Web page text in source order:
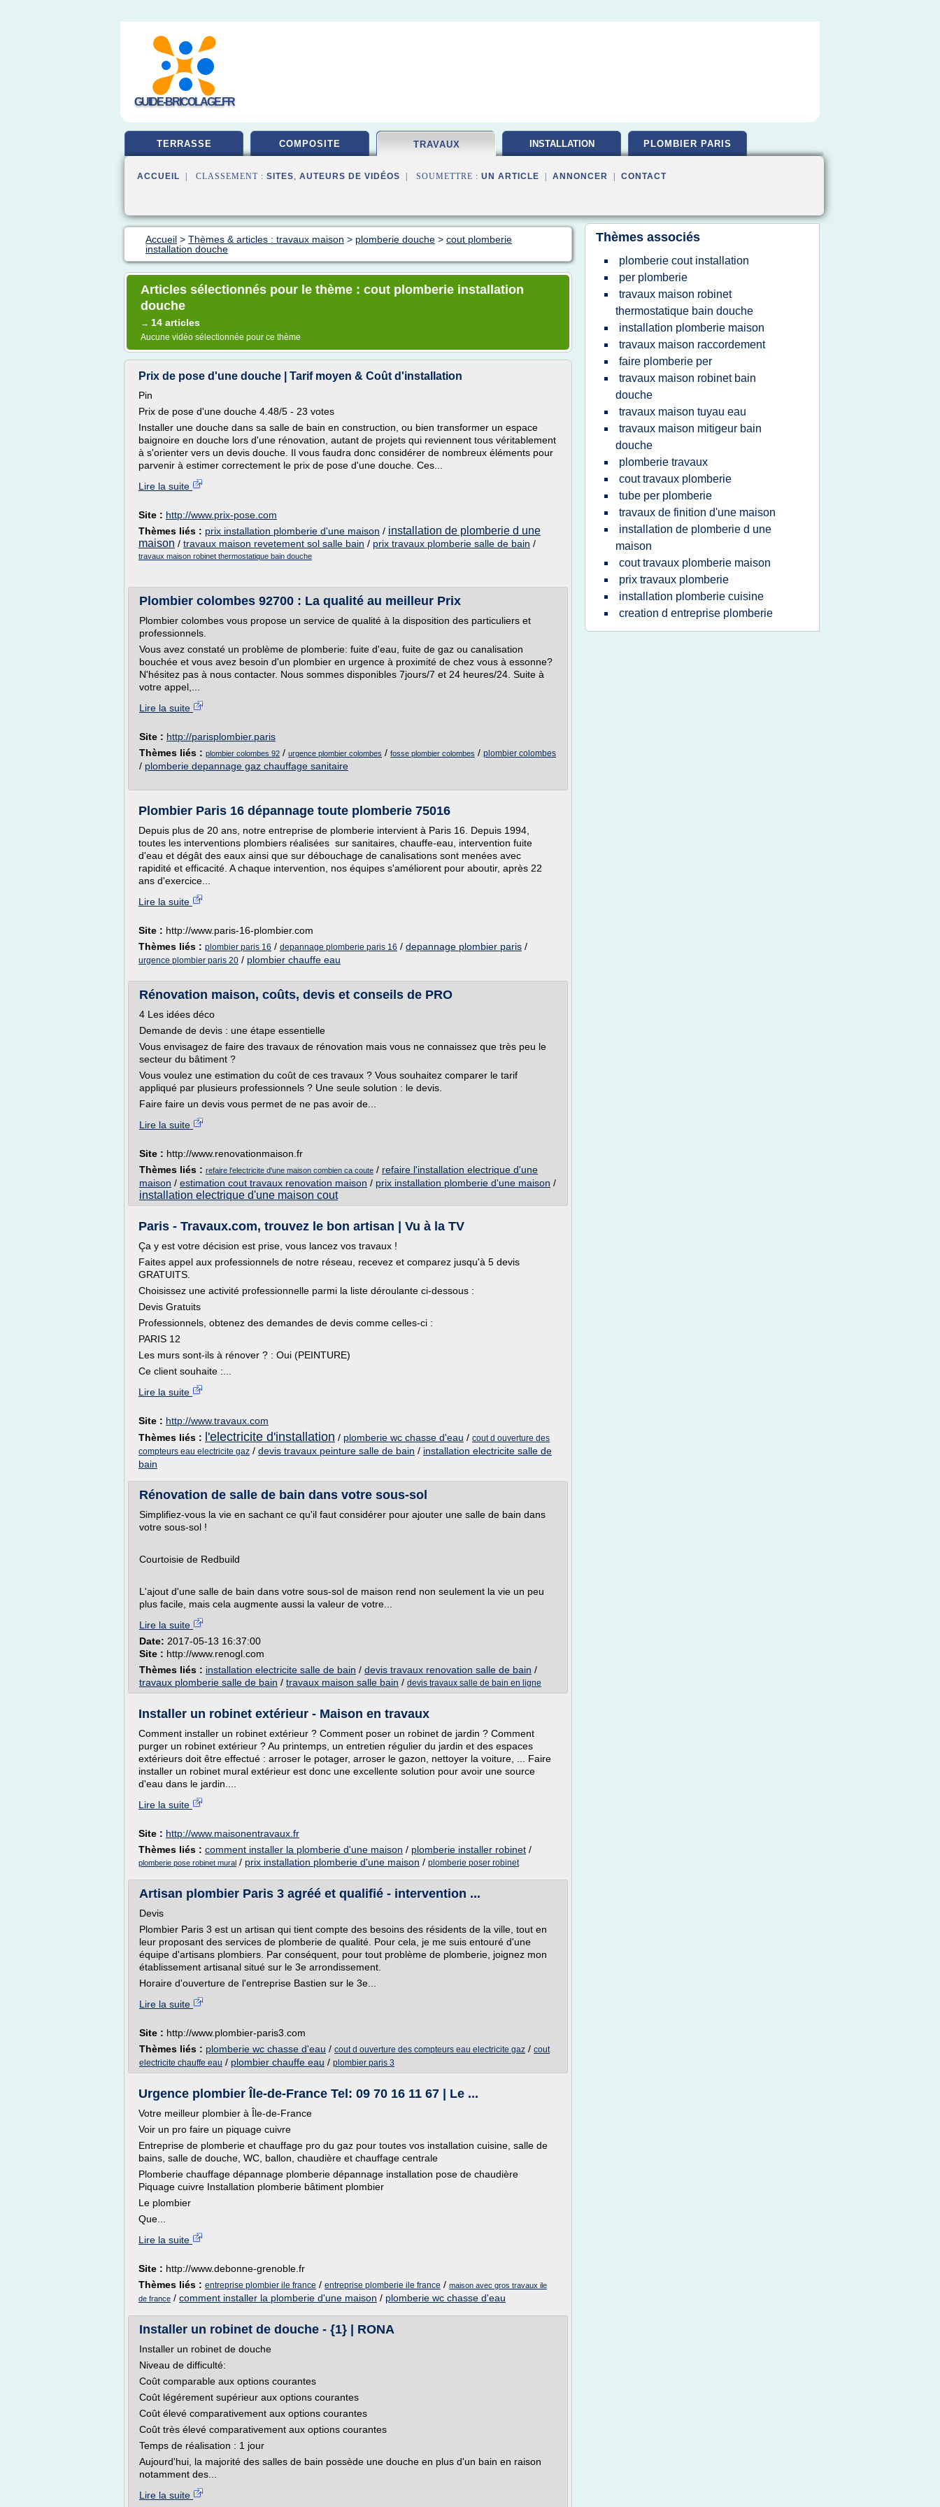
GUIDE-BRICOLAGE.FR
TERRASSE COMPOSITE TRAVAUX INSTALLATION PLOMBIER PARIS
ACCUEIL | CLASSEMENT : SITES, AUTEURS DE VIDÉOS | SOUMETTRE : UN ARTICLE ANNONCER CONTACT
Accueil > Thèmes & articles : travaux maison > plomberie douche > cout plomberie
installation douche
Articles sélectionnés pour le thème : cout plomberie installation
douche
→ 14 articles
Aucune vidéo sélectionnée pour ce thème
Prix de pose d'une douche | Tarif moyen & Coût d'installation
Pin
Prix de pose d'une douche 4.48/5 - 23 votes
Installer une douche dans sa salle de bain en construction, ou bien transformer un espace
baignoire en douche lors d'une rénovation, autant de projets qui reviennent tous véritablement
à s'orienter vers un devis douche. Il vous faudra donc considérer de nombreux éléments pour
parvenir à estimer correctement le prix de pose d'une douche. Ces...
Lire la suite
Site : http://www.prix-pose.com
Thèmes liés : prix installation plomberie d'une maison / installation de plomberie d une
maison / travaux maison revetement sol salle bain / prix travaux plomberie salle de bain /
travaux maison robinet thermostatique bain douche
Plombier colombes 92700 : La qualité au meilleur Prix
Plombier colombes vous propose un service de qualité à la disposition des particuliers et
professionnels.
Vous avez constaté un problème de plomberie: fuite d'eau, fuite de gaz ou canalisation
bouchée et vous avez besoin d'un plombier en urgence à proximité de chez vous à essonne?
N'hésitez pas à nous contacter. Nous sommes disponibles 7jours/7 et 24 heures/24. Suite à
votre appel,...
Lire la suite
Site : http://parisplombier.paris
Thèmes liés : plombier colombes 92 / urgence plombier colombes / fosse plombier colombes / plombier colombes
/ plomberie depannage gaz chauffage sanitaire
Plombier Paris 16 dépannage toute plomberie 75016
Depuis plus de 20 ans, notre entreprise de plomberie intervient à Paris 16. Depuis 1994,
toutes les interventions plombiers réalisées sur sanitaires, chauffe-eau, intervention fuite
d'eau et dégât des eaux ainsi que sur débouchage de canalisations sont menées avec
rapidité et efficacité. A chaque intervention, nos équipes s'améliorent pour aboutir, après 22
ans d'exercice...
Lire la suite
Site : http://www.paris-16-plombier.com
Thèmes liés : plombier paris 16 / depannage plomberie paris 16 / depannage plombier paris /
urgence plombier paris 20 / plombier chauffe eau
Rénovation maison, coûts, devis et conseils de PRO
4 Les idées déco
Demande de devis : une étape essentielle
Vous envisagez de faire des travaux de rénovation mais vous ne connaissez que très peu le
secteur du bâtiment ?
Vous voulez une estimation du coût de ces travaux ? Vous souhaitez comparer le tarif
appliqué par plusieurs professionnels ? Une seule solution : le devis.
Faire faire un devis vous permet de ne pas avoir de...
Lire la suite
Site : http://www.renovationmaison.fr
Thèmes liés : refaire l'electricite d'une maison combien ca coute / refaire l'installation electrique d'une
maison / estimation cout travaux renovation maison / prix installation plomberie d'une maison /
installation electrique d'une maison cout
Paris - Travaux.com, trouvez le bon artisan | Vu à la TV
Ça y est votre décision est prise, vous lancez vos travaux !
Faites appel aux professionnels de notre réseau, recevez et comparez jusqu'à 5 devis
GRATUITS.
Choisissez une activité professionnelle parmi la liste déroulante ci-dessous :
Devis Gratuits
Professionnels, obtenez des demandes de devis comme celles-ci :
PARIS 12
Les murs sont-ils à rénover ? : Oui (PEINTURE)
Ce client souhaite :...
Lire la suite
Site : http://www.travaux.com
Thèmes liés :
l'electricite d'installation / plomberie wc chasse d'eau / cout d ouverture des
compteurs eau electricite gaz / devis travaux peinture salle de bain / installation electricite salle de
bain
Rénovation de salle de bain dans votre sous-sol
Simplifiez-vous la vie en sachant ce qu'il faut considérer pour ajouter une salle de bain dans
votre sous-sol !
Courtoisie de Redbuild
L'ajout d'une salle de bain dans votre sous-sol de maison rend non seulement la vie un peu
plus facile, mais cela augmente aussi la valeur de votre...
Lire la suite
Date: 2017-05-13 16:37:00
Site : http://www.renogl.com
Thèmes liés : installation electricite salle de bain / devis travaux renovation salle de bain /
travaux plomberie salle de bain / travaux maison salle bain / devis travaux salle de bain en ligne
Installer un robinet extérieur - Maison en travaux
Comment installer un robinet extérieur ? Comment poser un robinet de jardin ? Comment
purger un robinet extérieur ? Au printemps, un entretien régulier du jardin et des espaces
extérieurs doit être effectué : arroser le potager, arroser le gazon, nettoyer la voiture, ... Faire
installer un robinet mural extérieur est donc une excellente solution pour avoir une source
d'eau dans le jardin....
Lire la suite
Site : http://www.maisonentravaux.fr
Thèmes liés : comment installer la plomberie d'une maison / plomberie installer robinet /
plomberie pose robinet mural / prix installation plomberie d'une maison / plomberie poser robinet
Artisan plombier Paris 3 agréé et qualifié - intervention ...
Devis
Plombier Paris 3 est un artisan qui tient compte des besoins des résidents de la ville, tout en
leur proposant des services de plomberie de qualité. Pour cela, je me suis entouré d'une
équipe d'artisans plombiers. Par conséquent, pour tout problème de plomberie, joignez mon
établissement artisanal situé sur le 3e arrondissement.
Horaire d'ouverture de l'entreprise Bastien sur le 3e...
Lire la suite
Site : http://www.plombier-paris3.com
Thèmes liés : plomberie wc chasse d'eau / cout d ouverture des compteurs eau electricite gaz / cout
electricite chauffe eau / plombier chauffe eau / plombier paris 3
Urgence plombier Île-de-France Tel: 09 70 16 11 67 | Le ...
Votre meilleur plombier à Île-de-France
Voir un pro faire un piquage cuivre
Entreprise de plomberie et chauffage pro du gaz pour toutes vos installation cuisine, salle de
bains, salle de douche, WC, ballon, chaudière et chauffage centrale
Plomberie chauffage dépannage plomberie dépannage installation pose de chaudière
Piquage cuivre Installation plomberie bâtiment plombier
Le plombier
Que...
Lire la suite
Site : http://www.debonne-grenoble.fr
Thèmes liés : entreprise plombier ile france / entreprise plomberie ile france / maison avec gros travaux ile
de france / comment installer la plomberie d'une maison / plomberie wc chasse d'eau
Installer un robinet de douche - {1} | RONA
Installer un robinet de douche
Niveau de difficulté:
Coût comparable aux options courantes
Coût légérement supérieur aux options courantes
Coût élevé comparativement aux options courantes
Coût très élevé comparativement aux options courantes
Temps de réalisation : 1 jour
Aujourd'hui, la majorité des salles de bain possède une douche en plus d'un bain en raison
notamment des...
Lire la suite
Thèmes associés
plomberie cout installation
per plomberie
travaux maison robinet
thermostatique bain douche
installation plomberie maison
travaux maison raccordement
faire plomberie per
travaux maison robinet bain
douche
travaux maison tuyau eau
travaux maison mitigeur bain
douche
plomberie travaux
cout travaux plomberie
tube per plomberie
travaux de finition d'une maison
installation de plomberie d une
maison
cout travaux plomberie maison
prix travaux plomberie
installation plomberie cuisine
creation d entreprise plomberie